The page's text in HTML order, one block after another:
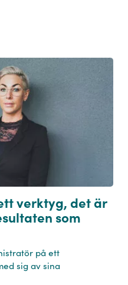
verktyg, det är
som
på ett
sig av sina